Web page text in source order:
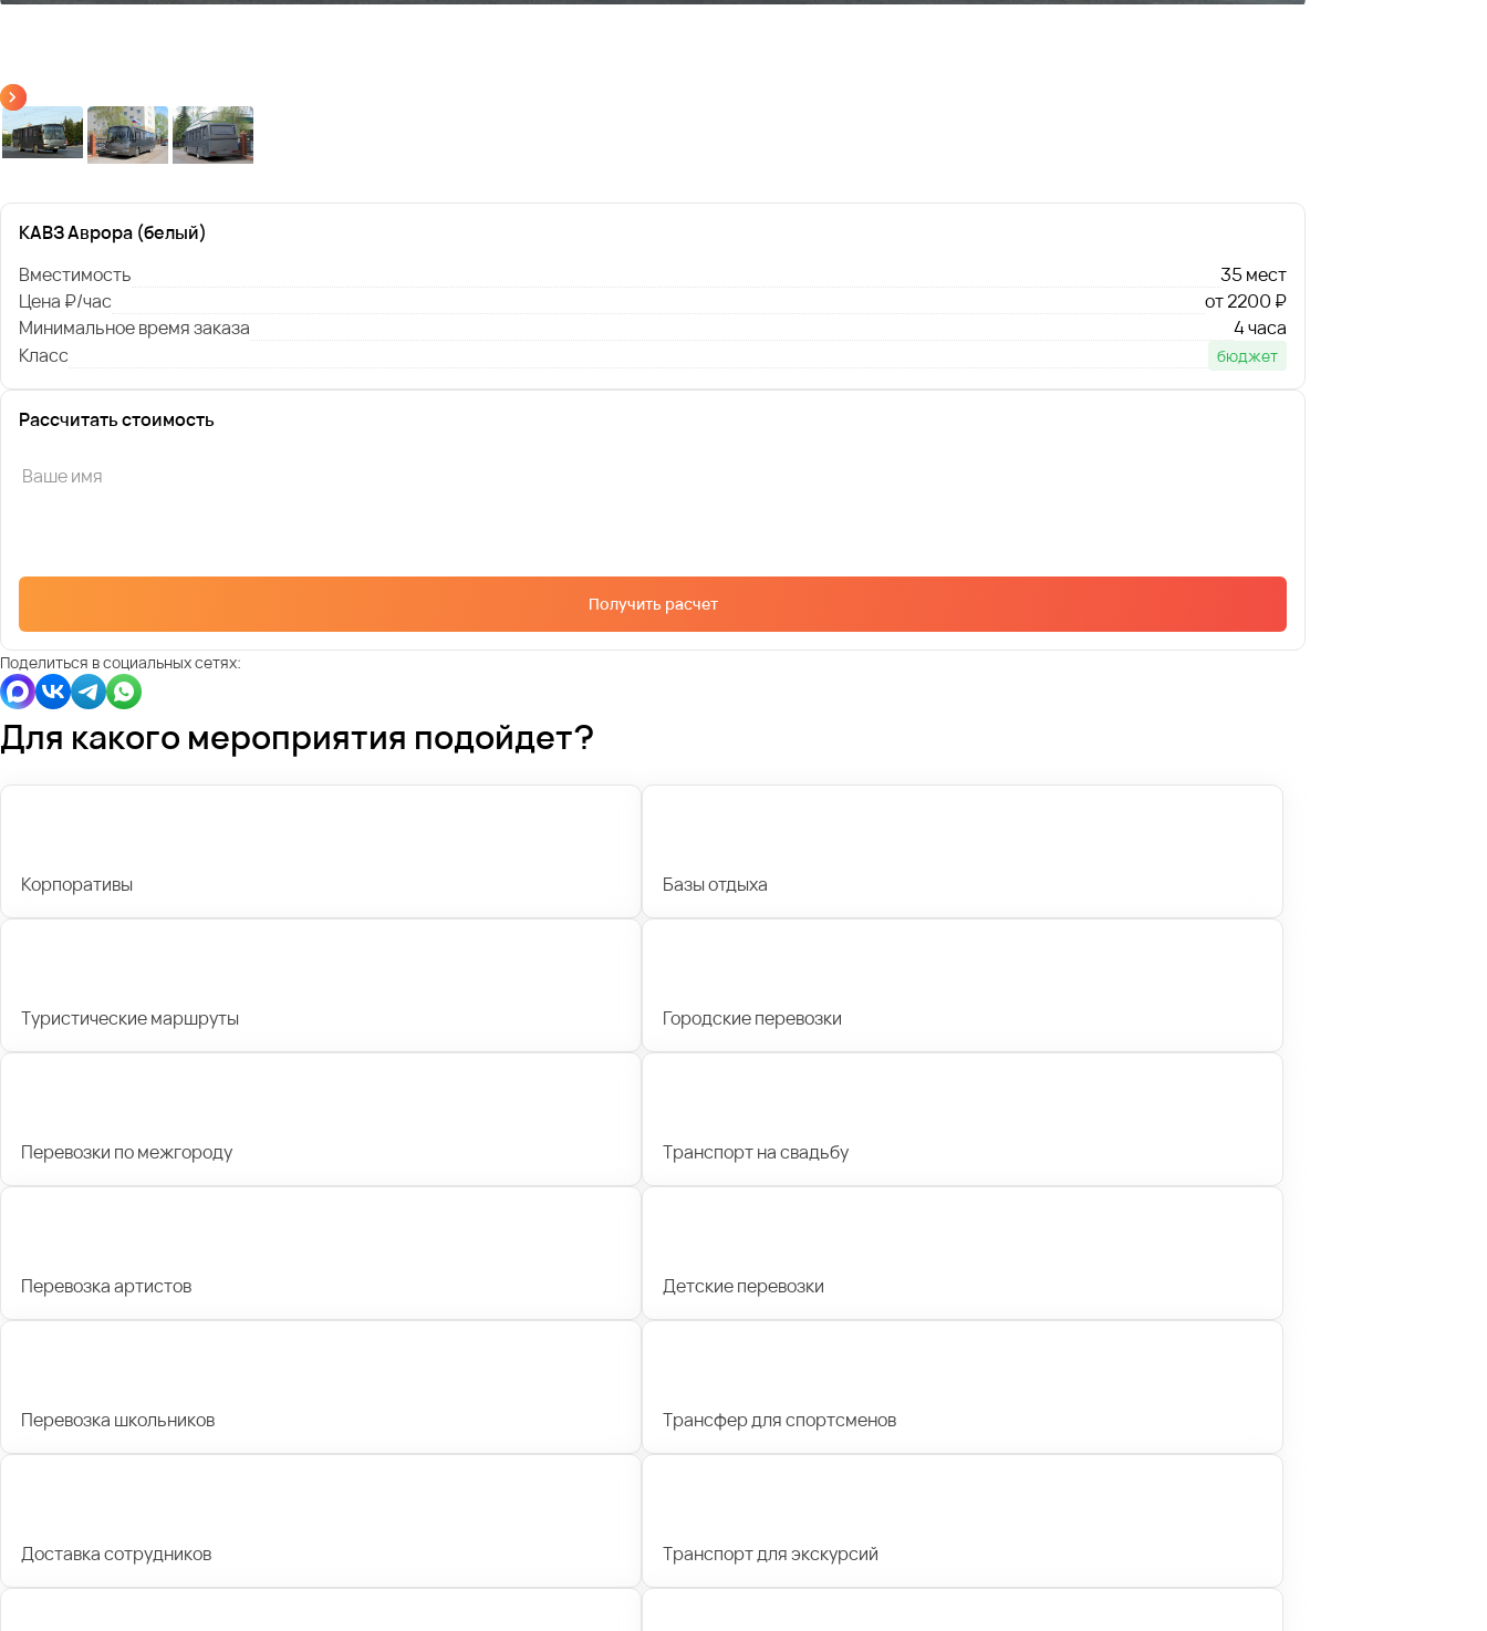
КАВЗ Аврора (белый)
Вместимость
35 мест
Цена ₽/час
от 2200 ₽
Минимальное время заказа
4 часа
Класс
бюджет
Рассчитать стоимость
Получить расчет
Поделиться в социальных сетях:
Для какого мероприятия подойдет?
Корпоративы Базы отдыха
Туристические маршруты Городские перевозки
Перевозки по межгороду Транспорт на свадьбу
Перевозка артистов Детские перевозки
Перевозка школьников Трансфер для спортсменов
Доставка сотрудников Транспорт для экскурсий